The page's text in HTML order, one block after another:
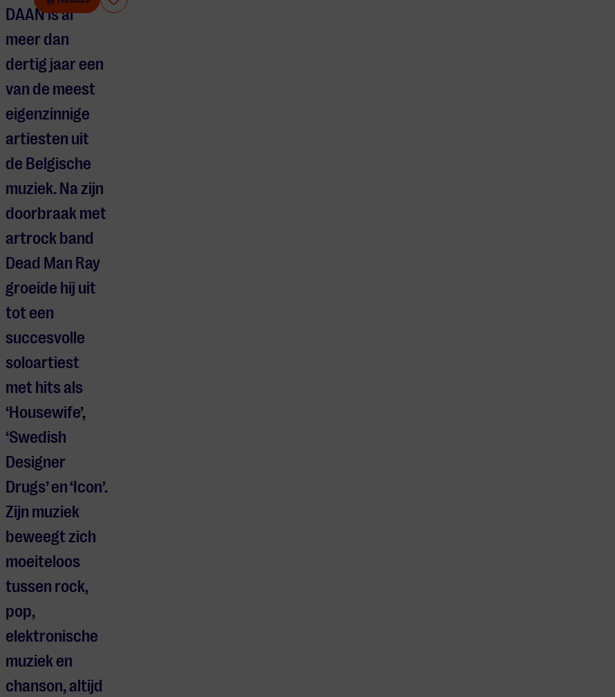
DAAN is al
meer dan
dertig jaar een
van de meest
eigenzinnige
artiesten uit
de Belgische
muziek. Na zijn
doorbraak met
artrock band
Dead Man Ray
groeide hij uit
tot een
succesvolle
soloartiest
met hits als
‘Housewife’,
‘Swedish
Designer
Drugs’ en ‘Icon’.
Zijn muziek
beweegt zich
moeiteloos
tussen rock,
pop,
elektronische
muziek en
chanson, altijd